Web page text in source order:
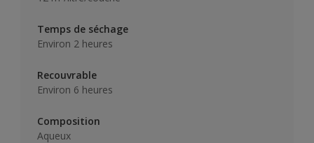
Temps de séchage
Environ 2 heures
Recouvrable
Environ 6 heures
Composition
Aqueux